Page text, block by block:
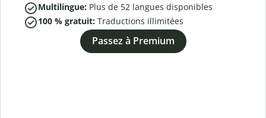
Multilingue: Plus de 52 langues disponibles
100 % gratuit: Traductions illimitées
Passez à Premium